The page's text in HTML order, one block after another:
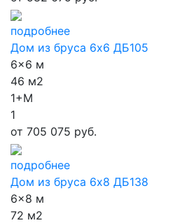
подробнее
Дом из бруса 6х6 ДБ105
6x6 м
46 м2
1+М
1
от 705 075 руб.
подробнее
Дом из бруса 6х8 ДБ138
6x8 м
72 м2